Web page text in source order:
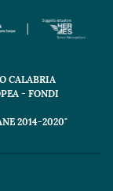
CALABRIA
- FONDI
2014-2020"